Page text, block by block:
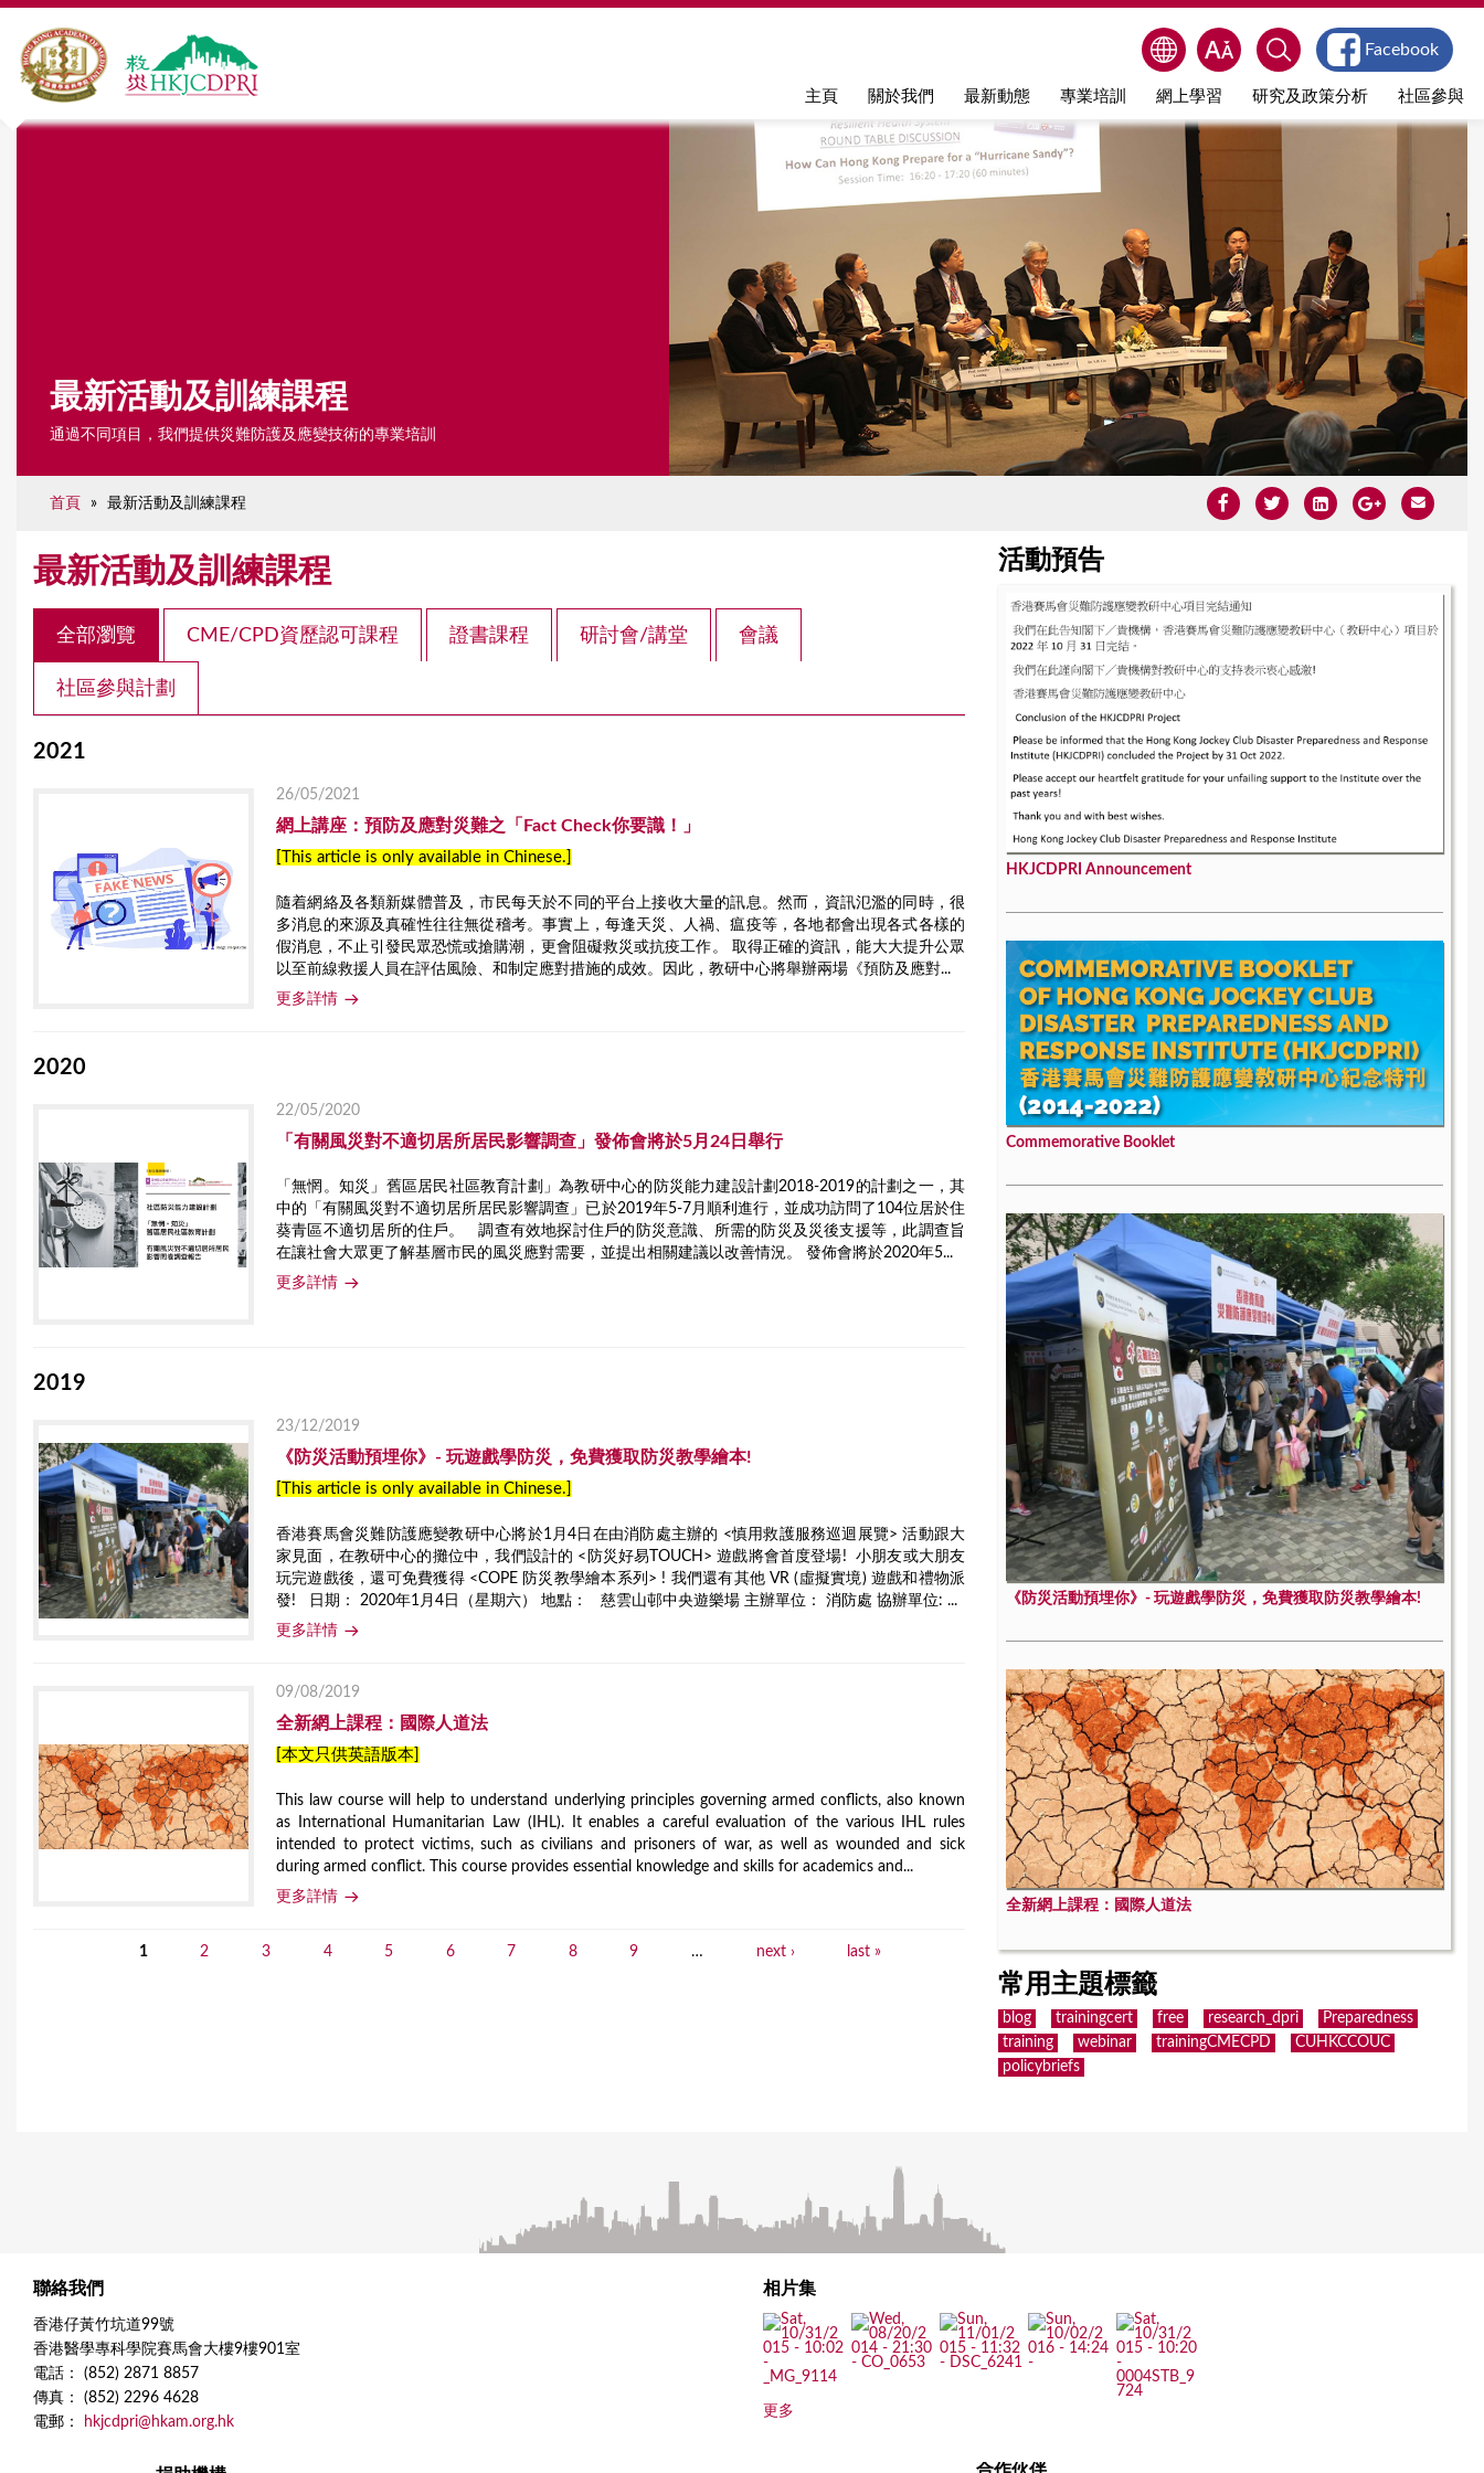
Jump to navigation
主頁 關於我們 最新動態 專業培訓 網上學習 研究及政策分析 社區參與
Facebook
r
最新活動及訓練課程
通過不同項目，我們提供災難防護及應變技術的專業培訓
首頁 » 最新活動及訓練課程
最新活動及訓練課程
全部瀏覽 CME/CPD資歷認可課程 證書課程 研討會/講堂 會議
社區參與計劃
2021
26/05/2021
網上講座：預防及應對災難之「Fact Check你要識！」
[This article is only available in Chinese.]
隨着網絡及各類新媒體普及，市民每天於不同的平台上接收大量的訊息。然而，資訊氾濫的同時，很
多消息的來源及真確性往往無從稽考。事實上，每逢天災、人禍、瘟疫等，各地都會出現各式各樣的
假消息，不止引發民眾恐慌或搶購潮，更會阻礙救災或抗疫工作。 取得正確的資訊，能大大提升公眾
以至前線救援人員在評估風險、和制定應對措施的成效。因此，教研中心將舉辦兩場《預防及應對...
更多詳情
2020
22/05/2020
「有關風災對不適切居所居民影響調查」發佈會將於5月24日舉行
「無惘。知災」舊區居民社區教育計劃」為教研中心的防災能力建設計劃2018-2019的計劃之一，其
中的「有關風災對不適切居所居民影響調查」已於2019年5-7月順利進行，並成功訪問了104位居於住
葵青區不適切居所的住戶。 調查有效地探討住戶的防災意識、所需的防災及災後支援等，此調查旨
在讓社會大眾更了解基層市民的風災應對需要，並提出相關建議以改善情況。 發佈會將於2020年5...
更多詳情
2019
23/12/2019
《防災活動預埋你》- 玩遊戲學防災，免費獲取防災教學繪本!
[This article is only available in Chinese.]
香港賽馬會災難防護應變教研中心將於1月4日在由消防處主辦的 <慎用救護服務巡迴展覽> 活動跟大
家見面，在教研中心的攤位中，我們設計的 <防災好易TOUCH> 遊戲將會首度登場! 小朋友或大朋友
玩完遊戲後，還可免費獲得 <COPE 防災教學繪本系列> ! 我們還有其他 VR (虛擬實境) 遊戲和禮物派
發! 日期： 2020年1月4日（星期六） 地點： 慈雲山邨中央遊樂場 主辦單位： 消防處 協辦單位: ...
更多詳情
09/08/2019
全新網上課程：國際人道法
[本文只供英語版本]
This law course will help to understand underlying principles governing armed conflicts, also known
as International Humanitarian Law (IHL). It enables a careful evaluation of the various IHL rules
intended to protect victims, such as civilians and prisoners of war, as well as wounded and sick
during armed conflict. This course provides essential knowledge and skills for academics and...
更多詳情
1 2 3 4 5 6 7 8 9 … next › last »
活動預告
HKJCDPRI Announcement
Commemorative Booklet
《防災活動預埋你》- 玩遊戲學防災，免費獲取防災教學繪本!
全新網上課程：國際人道法
常用主題標籤
blog trainingcert free research_dpri
Preparedness
training
webinar trainingCMECPD
CUHKCCOUC
policybriefs
聯絡我們
香港仔黃竹坑道99號
香港醫學專科學院賽馬會大樓9樓901室
電話： (852) 2871 8857
傳真： (852) 2296 4628
電郵：
hkjcdpri@hkam.org.hk
相片集
更多